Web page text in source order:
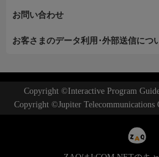
お問い合わせ
お客さまのデータ利用･外部送信につ
Copyright ©Interactive Program
Copyright ©Jupiter Telecommunications